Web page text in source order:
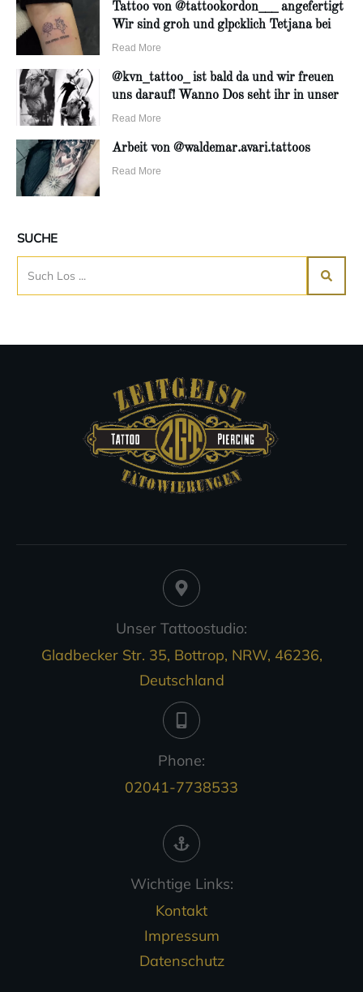
Tattoo von @tattookordon___ angefertigt
Wir sind groh und glpcklich Tetjana bei
Read More
@kvn_tattoo_ ist bald da und wir freuen
uns darauf! Wanno Dos seht ihr in unser
Read More
Arbeit von @waldemar.avari.tattoos
Read More
SUCHE
Unser Tattoostudio:
Gladbecker Str. 35, Bottrop, NRW, 46236,
Deutschland
Phone:
02041-7738533
Wichtige Links:
Kontakt
Impressum
Datenschutz